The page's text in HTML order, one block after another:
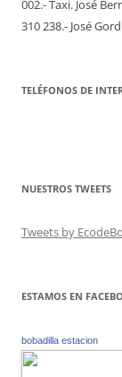
002.- Taxi. José
310 238.- José
TELÉFONOS DE
NUESTROS TWEETS
Tweets by
ESTAMOS EN
bobadilla estacion